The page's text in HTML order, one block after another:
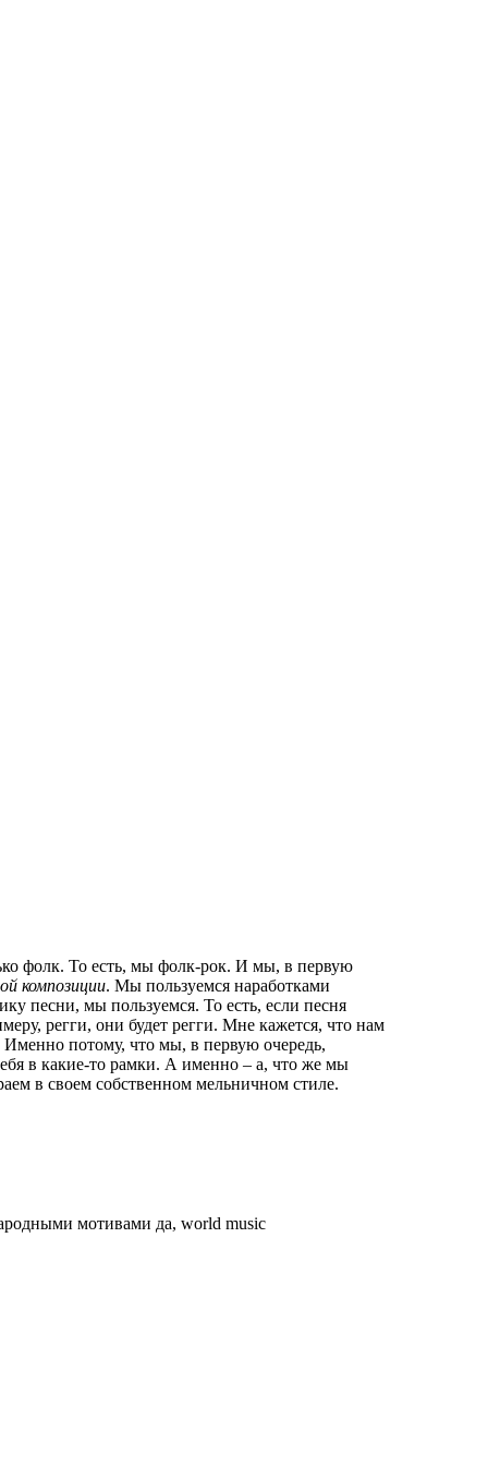
фолк. То есть, мы фолк-рок. И мы, в первую
композиции. Мы пользуемся наработками
песни, мы пользуемся. То есть, если песня
регги, они будет регги. Мне кажется, что нам
Именно потому, что мы, в первую очередь,
в какие-то рамки. А именно – а, что же мы
в своем собственном мельничном стиле.
мотивами да, world music